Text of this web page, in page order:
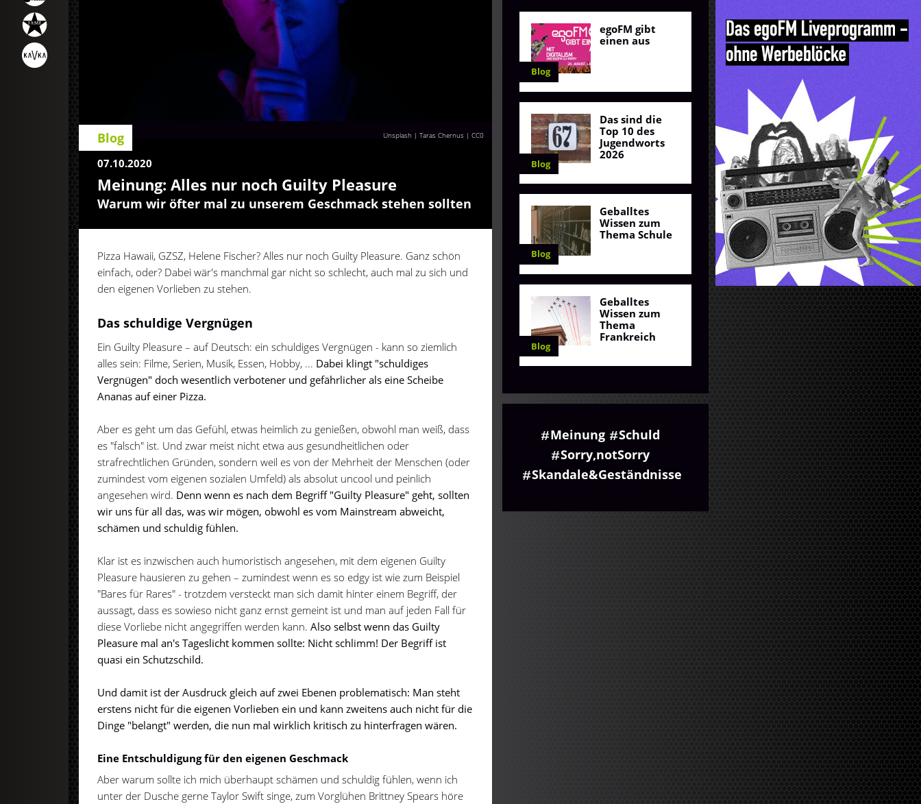
Unsplash | Taras Chernus| CC0
Blog
07.10.2020
Meinung: Alles nur noch Guilty Pleasure
Warum wir öfter mal zu unserem Geschmack stehen sollten
Pizza Hawaii, GZSZ, Helene Fischer? Alles nur noch Guilty Pleasure. Ganz schön
einfach, oder? Dabei wär's manchmal gar nicht so schlecht, auch mal zu sich und
den eigenen Vorlieben zu stehen.
Das schuldige Vergnügen
Ein Guilty Pleasure – auf Deutsch: ein schuldiges Vergnügen - kann so ziemlich
alles sein: Filme, Serien, Musik, Essen, Hobby, ... Dabei klingt "schuldiges
Vergnügen" doch wesentlich verbotener und gefährlicher als eine Scheibe
Ananas auf einer Pizza.
Aber es geht um das Gefühl, etwas heimlich zu genießen, obwohl man weiß, dass
es "falsch" ist. Und zwar meist nicht etwa aus gesundheitlichen oder
strafrechtlichen Gründen, sondern weil es von der Mehrheit der Menschen (oder
zumindest vom eigenen sozialen Umfeld) als absolut uncool und peinlich
angesehen wird. Denn wenn es nach dem Begriff "Guilty Pleasure" geht, sollten
wir uns für all das, was wir mögen, obwohl es vom Mainstream abweicht,
schämen und schuldig fühlen.
Klar ist es inzwischen auch humoristisch angesehen, mit dem eigenen Guilty
Pleasure hausieren zu gehen – zumindest wenn es so edgy ist wie zum Beispiel
"Bares für Rares" - trotzdem versteckt man sich damit hinter einem Begriff, der
aussagt, dass es sowieso nicht ganz ernst gemeint ist und man auf jeden Fall für
diese Vorliebe nicht angegriffen werden kann.Also selbst wenn das Guilty
Pleasure mal an's Tageslicht kommen sollte: Nicht schlimm! Der Begriff ist
quasi ein Schutzschild.
Und damit ist der Ausdruck gleich auf zwei Ebenen problematisch: Man steht
erstens nicht für die eigenen Vorlieben ein und kann zweitens auch nicht für die
Dinge "belangt" werden, die nun mal wirklich kritisch zu hinterfragen wären.
Eine Entschuldigung für den eigenen Geschmack
Aber warum sollte ich mich überhaupt schämen und schuldig fühlen, wenn ich
unter der Dusche gerne Taylor Swift singe, zum Vorglühen Brittney Spears höre
Blog
egoFM gibt
einen aus
Blog
Das sind die
Top 10 des
Jugendworts
2026
Blog
Geballtes
Wissen zum
Thema Schule
Blog
Geballtes
Wissen zum
Thema
Frankreich
Meinung
Schuld
Sorry,notSorry
Skandale&Geständnisse